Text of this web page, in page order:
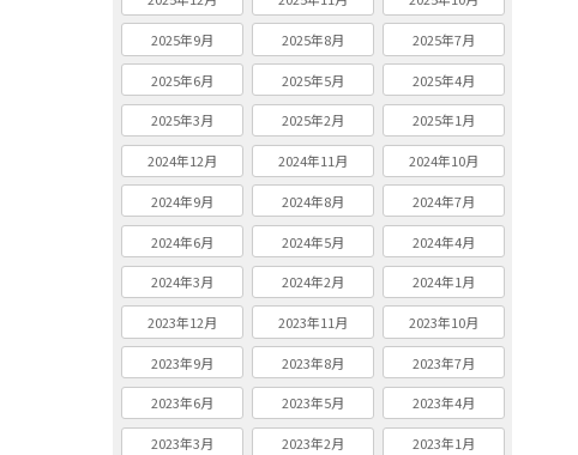
2025年9月 2025年8月 2025年7月
2025年6月 2025年5月 2025年4月
2025年3月 2025年2月 2025年1月
2024年12月 2024年11月 2024年10月
2024年9月 2024年8月 2024年7月
2024年6月 2024年5月 2024年4月
2024年3月 2024年2月 2024年1月
2023年12月 2023年11月 2023年10月
2023年9月 2023年8月 2023年7月
2023年6月 2023年5月 2023年4月
2023年3月 2023年2月 2023年1月